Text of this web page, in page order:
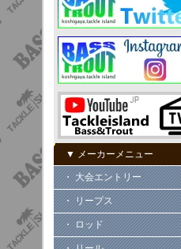
▼ メーカーメニュー
・ 大会エントリー
・ リープス
・ ロッド